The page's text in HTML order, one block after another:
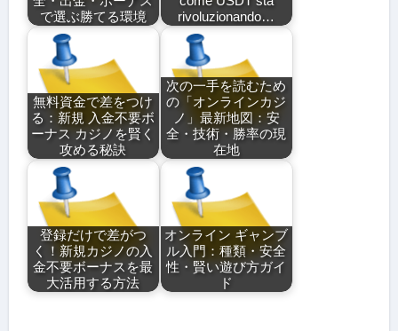
で選ぶ勝てる環境
rivoluzionando…
無料資金で差をつけ
る：新規 入金不要ボ
ーナス カジノを賢く
攻める秘訣
次の一手を読むため
の「オンラインカジ
ノ」最新地図：安
全・技術・勝率の現
在地
登録だけで差がつ
く！新規カジノの入
金不要ボーナスを最
大活用する方法
オンライン ギャンブ
ル入門：種類・安全
性・賢い遊び方ガイ
ド